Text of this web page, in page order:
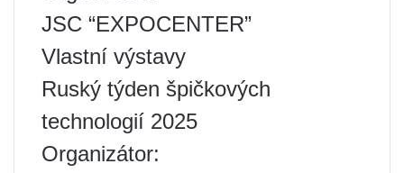
JSC “EXPOCENTER”
Vlastní výstavy
Ruský týden špičkových
technologií 2025
Organizátor: